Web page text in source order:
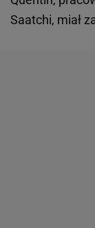
Saatchi, miał